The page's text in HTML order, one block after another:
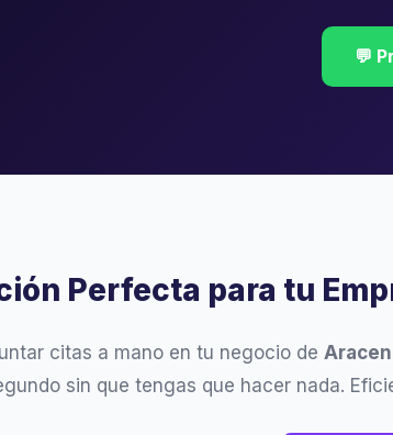
💬
Perfecta para tu
citas a mano en tu negocio de
sin que tengas que hacer nada.